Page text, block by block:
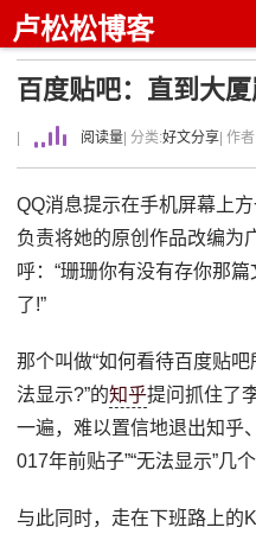
卢松松博客
百度贴吧：直到大
阅读量 | 分类:好文分享 | 作
QQ消息提示在手机屏幕上
负责将她的原创作品改编为
呼：“珊珊你有没有存你那篇
了!”
那个叫做“如何看待百度贴
法显示?”的知乎提问抓住了
一遍，难以置信地退出知乎
017年前贴子”“无法显示”几
与此同时，走在下班路上的